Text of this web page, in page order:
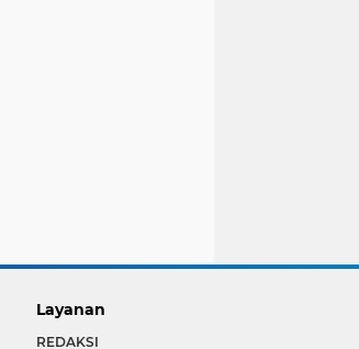
Layanan
REDAKSI